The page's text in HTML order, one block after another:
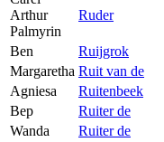
Arthur
Palmyrin
Ruder
Ben Ruijgrok
Margaretha Ruit van de
Agniesa
Ruitenbeek
Bep
Ruiter de
Wanda
Ruiter de